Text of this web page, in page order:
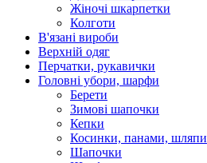
Жіночі шкарпетки
Колготи
В'язані вироби
Верхній одяг
Перчатки, рукавички
Головні убори, шарфи
Берети
Зимові шапочки
Кепки
Косинки, панами, шляпи
Шапочки